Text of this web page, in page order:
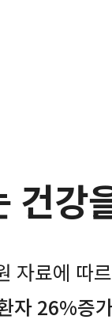
건강
자료에 따
자 26%증